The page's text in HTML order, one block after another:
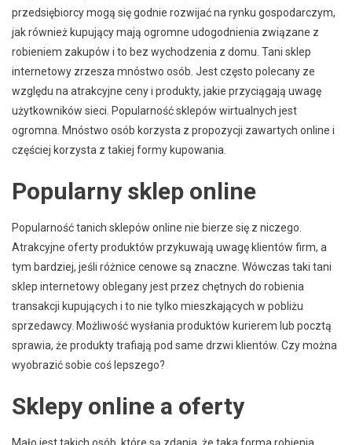
przedsiębiorcy mogą się godnie rozwijać na rynku gospodarczym,
jak również kupujący mają ogromne udogodnienia związane z
robieniem zakupów i to bez wychodzenia z domu. Tani sklep
internetowy zrzesza mnóstwo osób. Jest często polecany ze
względu na atrakcyjne ceny i produkty, jakie przyciągają uwagę
użytkowników sieci. Popularność sklepów wirtualnych jest
ogromna. Mnóstwo osób korzysta z propozycji zawartych online i
częściej korzysta z takiej formy kupowania.
Popularny sklep online
Popularność tanich sklepów online nie bierze się z niczego.
Atrakcyjne oferty produktów przykuwają uwagę klientów firm, a
tym bardziej, jeśli różnice cenowe są znaczne. Wówczas taki tani
sklep internetowy oblegany jest przez chętnych do robienia
transakcji kupujących i to nie tylko mieszkających w pobliżu
sprzedawcy. Możliwość wysłania produktów kurierem lub pocztą
sprawia, że produkty trafiają pod same drzwi klientów. Czy można
wyobrazić sobie coś lepszego?
Sklepy online a oferty
Mało jest takich osób, które są zdania, że taka forma robienia